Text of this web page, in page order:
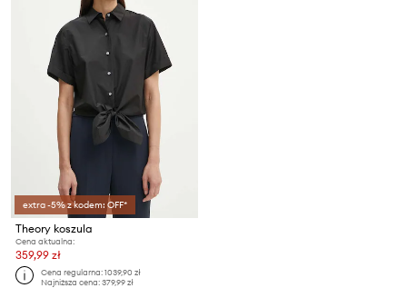
extra -5% z kodem: OFF*
Theory koszula
Cena aktualna:
359,99 zł
Cena regularna:1039,90 zł
Najniższa cena:379,99 zł